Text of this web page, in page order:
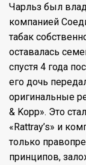
Чарльз был
компанией
табак
оставалась
спустя 4 года
его дочь
оригинальные
& Kopp». Это
«Rattray’s» и
только
принципов,